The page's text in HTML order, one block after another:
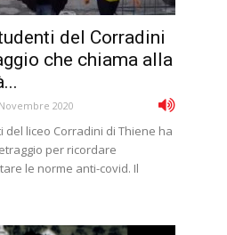
del Corradini
che chiama alla
2020
del liceo Corradini di Thiene ha
per ricordare
le norme anti-covid. Il